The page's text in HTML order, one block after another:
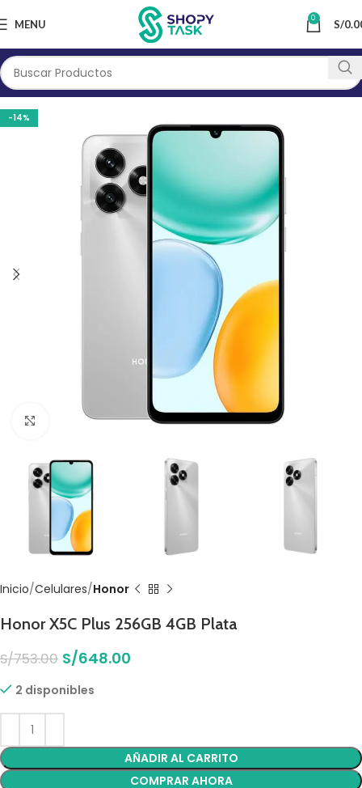
MENU 0 S/
-14%
Click to enlarge
Inicio Celulares Honor
Honor X5C Plus 256GB 4GB Plata
S/753.00 S/648.00
2 disponibles
AÑADIR AL CARRITO
COMPRAR AHORA